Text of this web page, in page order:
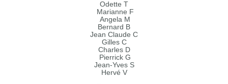
Odette T
Marianne F
Angela M
Bernard B
Jean Claude C
Gilles C
Charles D
Pierrick G
Jean-Yves S
Hervé V